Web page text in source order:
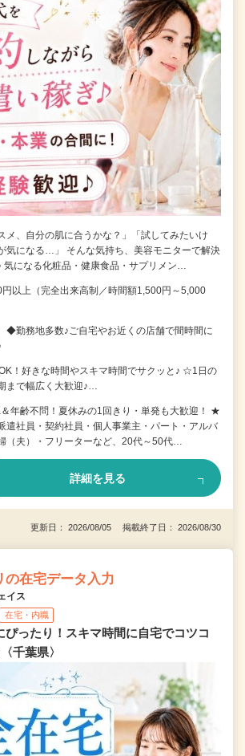
メ、自分の肌に合うかな？」「試してみたいけ
気になる…」 そんな気持ち、美容モニターで解決
気になる化粧品・健康食品・サプリメン…
以上（完全出来高制／時間額1,500円～5,000
勤務地多数♪ご自宅やお近くの店舗で間時間に
！好きな時間やスキマ時間でサクッと♪ ☆1日の
まで幅広く大歓迎♪…
年齢不問！夏休みの1回きり・単発も大歓迎！ ★
遣社員・契約社員・個人事業主・パート・アルバ
（夫）・フリーターなど、20代～50代…
詳細を見る
更新日： 2026/08/05 掲載終了日： 2026/08/30
の在宅データ入力
イス
在宅・内職
ぴったり！スキマ時間に自宅でコツコ
千葉県〉